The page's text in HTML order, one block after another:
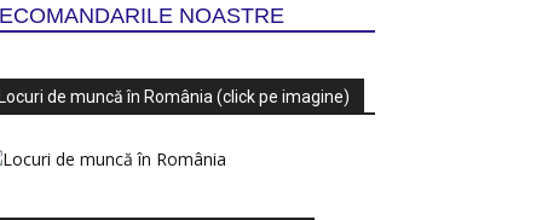
NOASTRE
Locuri de muncă în România (click pe imagine)